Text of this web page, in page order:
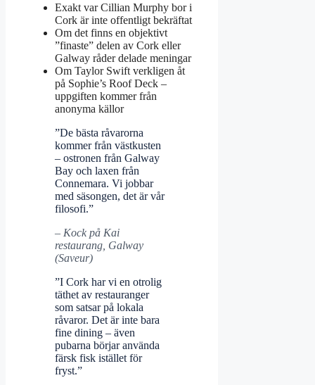
Exakt var Cillian Murphy bor i
Cork är inte offentligt bekräftat
Om det finns en objektivt
”finaste” delen av Cork eller
Galway råder delade meningar
Om Taylor Swift verkligen åt
på Sophie’s Roof Deck –
uppgiften kommer från
anonyma källor
”De bästa råvarorna
kommer från västkusten
– ostronen från Galway
Bay och laxen från
Connemara. Vi jobbar
med säsongen, det är vår
filosofi.”
– Kock på Kai
restaurang, Galway
(Saveur)
”I Cork har vi en otrolig
täthet av restauranger
som satsar på lokala
råvaror. Det är inte bara
fine dining – även
pubarna börjar använda
färsk fisk istället för
fryst.”